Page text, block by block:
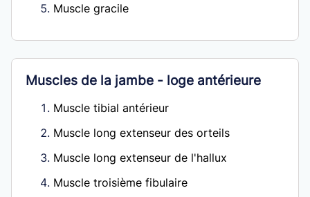
Muscle gracile
Muscles de la jambe - loge antérieure
Muscle tibial antérieur
Muscle long extenseur des orteils
Muscle long extenseur de l'hallux
Muscle troisième fibulaire